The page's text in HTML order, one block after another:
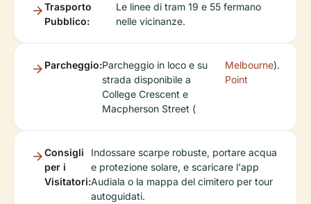
Trasporto
Pubblico:
Le linee di tram 19 e 55 fermano
nelle vicinanze.
Parcheggio:Parcheggio in loco e su
strada disponibile a
College Crescent e
Macpherson Street (
Melbourne
Point
).
Consigli
per i
Visitatori:
Indossare scarpe robuste, portare acqua
e protezione solare, e scaricare l'app
Audiala o la mappa del cimitero per tour
autoguidati.